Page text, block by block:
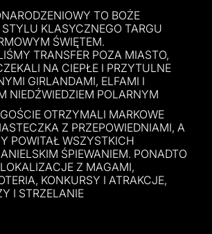
TO BOŻE
KLASYCZNEGO TARGU
ŚWIĘTEM.
TRANSFER POZA MIASTO,
NA CIEPŁE I PRZYTULNE
GIRLANDAMI, ELFAMI I
NIEDŹWIEDZIEM POLARNYM
OTRZYMALI MARKOWE
Z PRZEPOWIEDNIAMI, A
POWITAŁ WSZYSTKICH
ŚPIEWANIEM. PONADTO
Z MAGAMI,
KONKURSY I ATRAKCJE,
I STRZELANIE